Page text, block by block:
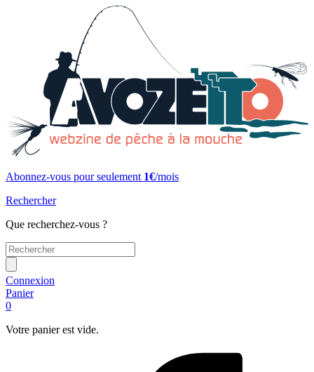
Abonnez-vous pour seulement 1€/mois
Rechercher
Que recherchez-vous ?
Connexion
Panier
0
Votre panier est vide.